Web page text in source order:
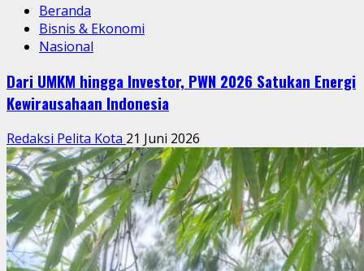
Beranda
Bisnis & Ekonomi
Nasional
Dari UMKM hingga Investor, PWN 2026 Satukan Energi
Kewirausahaan Indonesia
Redaksi Pelita Kota 21 Juni 2026